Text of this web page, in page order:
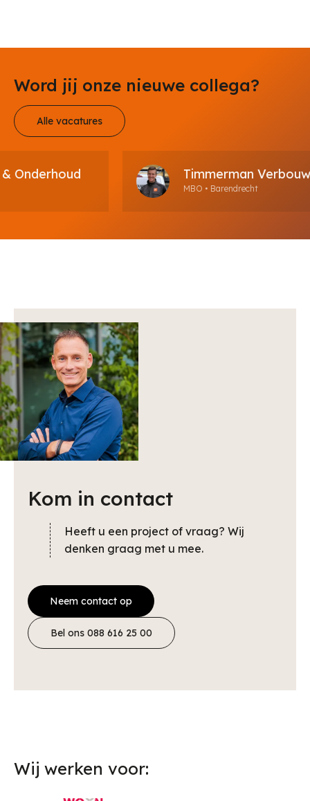
Word jij onze nieuwe collega?
Alle vacatures
Timmerman Verbouw &
MBO • Barendrecht
Kom in contact
Heeft u een project of vraag? Wij
denken graag met u mee.
Neem contact op
Bel ons 088 616 25 00
Wij werken voor: